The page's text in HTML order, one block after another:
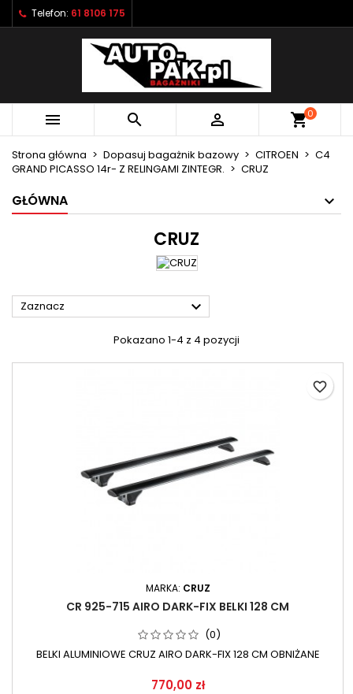
Telefon: 61 8106 175
   shopping_cart0
Strona główna Dopasuj bagażnik bazowy CITROEN
C4
GRAND PICASSO 14r- Z RELINGAMI ZINTEGR.
CRUZ
GŁÓWNA
CRUZ
Zaznacz 
Pokazano 1-4 z 4 pozycji
MARKA: CRUZ
CR 925-715 AIRO DARK-FIX BELKI 128 CM
(0)
BELKI ALUMINIOWE CRUZ AIRO DARK-FIX 128 CM OBNIŻANE
770,00 zł
favorite_border
Moje listy życzeń ×
Utwórz nową listę
((modalTitle)) ×
((confirmMessage))
((cancelText)) ((modalDeleteText))
Utwórz listę życzeń ×
Nazwa listy życzeń
Anuluj Utwórz listę życzeń
Zaloguj się ×
Musisz być zalogowany by zapisać produkty na
swojej liście życzeń.
Anuluj Zaloguj się